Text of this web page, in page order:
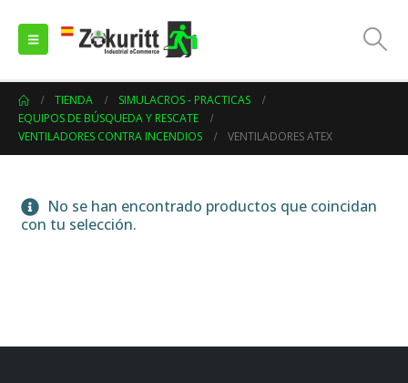
TIENDA
SIMULACROS - PRACTICAS
EQUIPOS DE BÚSQUEDA Y RESCATE
VENTILADORES CONTRA INCENDIOS
VENTILADORES ATEX
No se han encontrado productos que coincidan
con tu selección.